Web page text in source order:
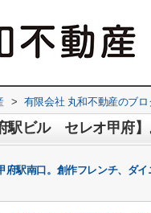
> 有限会社 丸和不動産のブ
駅ビル セレオ甲府
駅南口。創作フレンチ、ダイ